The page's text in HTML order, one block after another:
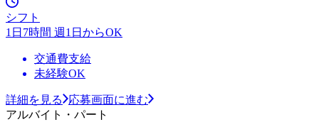
シフト
1日7時間 週1日からOK
交通費支給
未経験OK
詳細を見る
応募画面に進む
アルバイト・パート